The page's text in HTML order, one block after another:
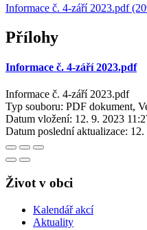
Informace č. 4-září 2023.pdf
Přílohy
Informace č. 4-září 2023.pdf
Informace č. 4-září 2023.pdf
Typ souboru: PDF dokument,
Datum vložení: 12. 9. 2023
Datum poslední aktualizace: 12.
Život v obci
Kalendář akcí
Aktuality